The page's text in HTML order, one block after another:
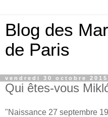
Blog des
de Paris
vendredi 30 octobre 2015
Qui êtes-vous
"Naissance 27 septembre